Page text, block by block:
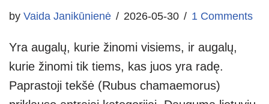
by Vaida Janikūnienė 2026-05-30 1 Comments
Yra augalų, kurie žinomi visiems, ir augalų,
kurie žinomi tik tiems, kas juos yra radę.
Paprastoji tekšė (Rubus chamaemorus)